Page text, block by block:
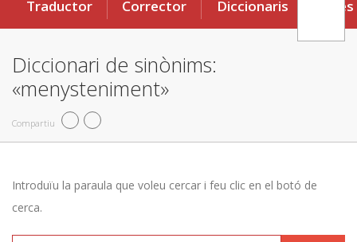
Traductor Corrector Diccionaris Eines
Diccionari de sinònims:
«menysteniment»
Compartiu
Introduïu la paraula que voleu cercar i feu clic en el botó de
cerca.